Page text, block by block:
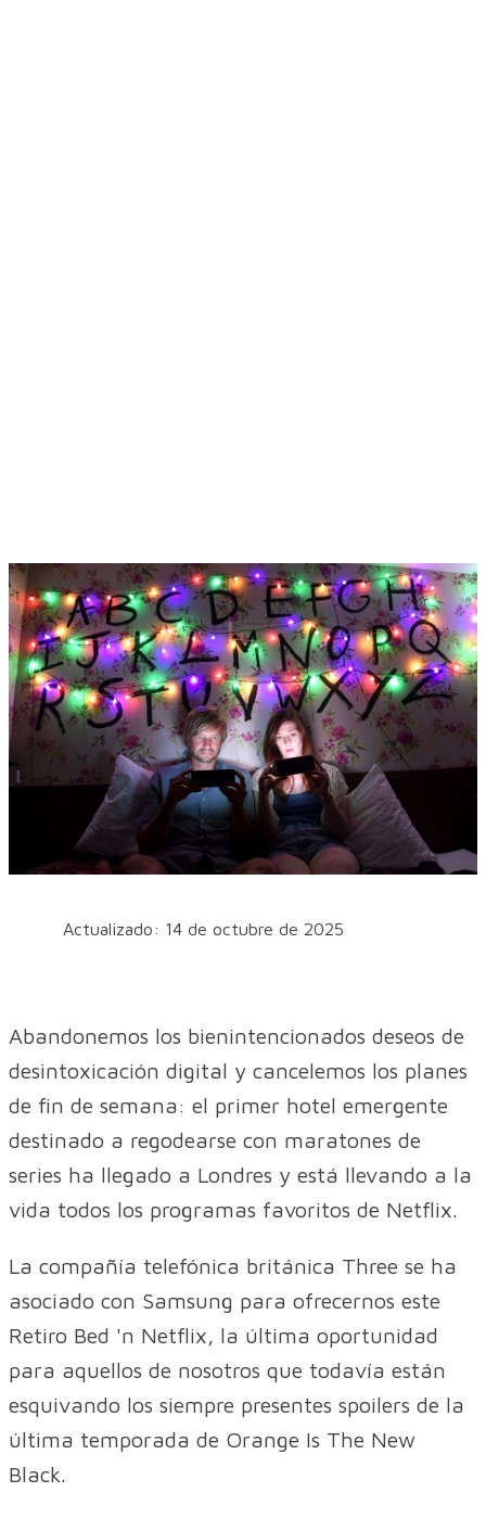
Actualizado: 14 de octubre de 2025
Abandonemos los bienintencionados deseos de
desintoxicación digital y cancelemos los planes
de fin de semana: el primer hotel emergente
destinado a regodearse con maratones de
series ha llegado a Londres y está llevando a la
vida todos los programas favoritos de Netflix.
La compañía telefónica británica Three se ha
asociado con Samsung para ofrecernos este
Retiro Bed 'n Netflix, la última oportunidad
para aquellos de nosotros que todavía están
esquivando los siempre presentes spoilers de la
última temporada de Orange Is The New
Black.